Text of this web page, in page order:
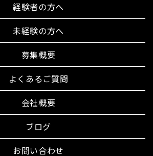
経験者の方へ
未経験の方へ
募集概要
よくあるご質問
会社概要
ブログ
お問い合わせ